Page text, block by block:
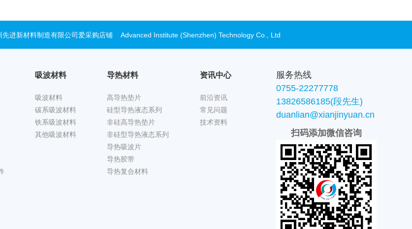
先进新材料制造有限公司爱采购店铺 Advanced Institute (Shenzhen) Technology Co., Ltd
吸波材料
吸波材料
碳系吸波材料
铁系吸波材料
其他吸波材料
导热材料
高导热垫片
硅型导热液态系列
非硅高导热垫片
非硅型导热液态系列
导热吸波片
导热胶带
导热复合材料
资讯中心
前沿资讯
常见问题
技术资料
服务热线
0755-22277778
13826586185(段先生)
duanlian@xianjinyuan.cn
扫码添加微信咨询